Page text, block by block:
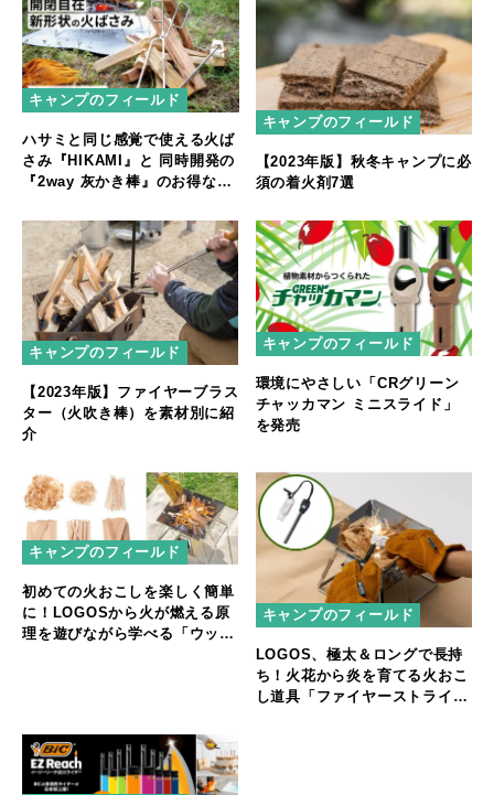
キャンプのフィールド
ハサミと同じ感覚で使える火ば
さみ『HIKAMI』と 同時開発の
『2way 灰かき棒』のお得なセ
キャンプのフィールド
【2023年版】秋冬キャンプに必
須の着火剤7選
キャンプのフィールド
【2023年版】ファイヤーブラス
ター（火吹き棒）を素材別に紹
介
キャンプのフィールド
環境にやさしい「CRグリーン
チャッカマン ミニスライド」
を発売
キャンプのフィールド
初めての火おこしを楽しく簡単
に！LOGOSから火が燃える原
理を遊びながら学べる「ウッド
キャンプのフィールド
LOGOS、極太＆ロングで長持
ち！火花から炎を育てる火おこ
し道具「ファイヤーストライカ